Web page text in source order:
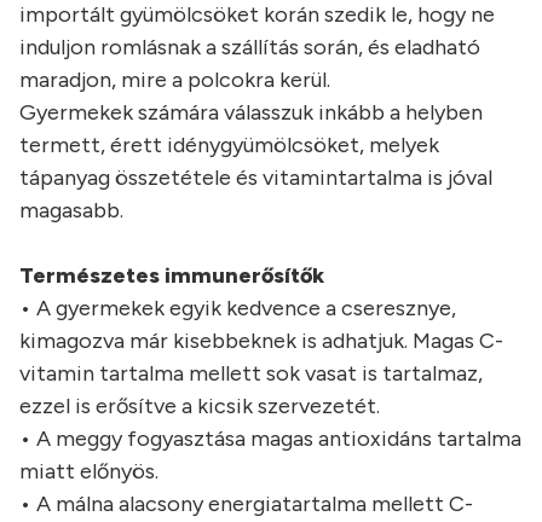
importált gyümölcsöket korán szedik le, hogy ne
induljon romlásnak a szállítás során, és eladható
maradjon, mire a polcokra kerül.
Gyermekek számára válasszuk inkább a helyben
termett, érett idénygyümölcsöket, melyek
tápanyag összetétele és vitamintartalma is jóval
magasabb.
Természetes immunerősítők
• A gyermekek egyik kedvence a cseresznye,
kimagozva már kisebbeknek is adhatjuk. Magas C-
vitamin tartalma mellett sok vasat is tartalmaz,
ezzel is erősítve a kicsik szervezetét.
• A meggy fogyasztása magas antioxidáns tartalma
miatt előnyös.
• A málna alacsony energiatartalma mellett C-